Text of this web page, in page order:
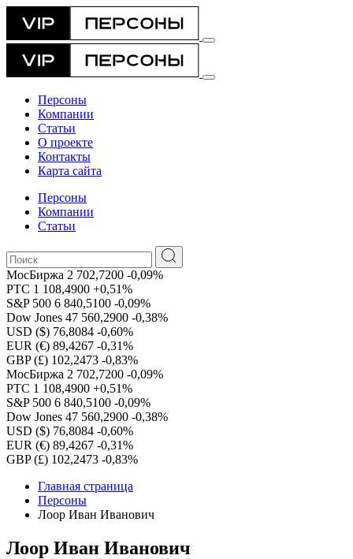
Персоны
Компании
Статьи
О проекте
Контакты
Карта сайта
Персоны
Компании
Статьи
МосБиржа 2 702,7200 -0,09%
РТС 1 108,4900 +0,51%
S&P 500 6 840,5100 -0,09%
Dow Jones 47 560,2900 -0,38%
USD ($) 76,8084 -0,60%
EUR (€) 89,4267 -0,31%
GBP (£) 102,2473 -0,83%
МосБиржа 2 702,7200 -0,09%
РТС 1 108,4900 +0,51%
S&P 500 6 840,5100 -0,09%
Dow Jones 47 560,2900 -0,38%
USD ($) 76,8084 -0,60%
EUR (€) 89,4267 -0,31%
GBP (£) 102,2473 -0,83%
Главная страница
Персоны
Лоор Иван Иванович
Лоор Иван Иванович